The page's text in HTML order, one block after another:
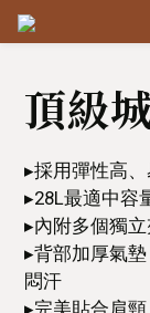
頂級
▸採用彈性高
▸28L最適中容
▸內附多個獨
▸背部加厚氣
悶汗
▸完美貼合肩